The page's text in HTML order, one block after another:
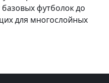
футболок до
для многослойных